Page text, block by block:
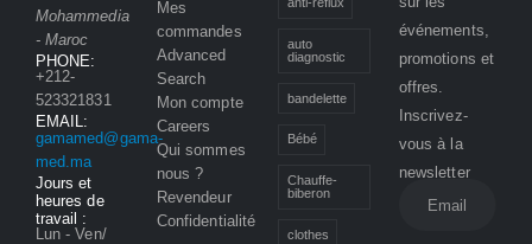
Mohammedia
- Maroc
PHONE:
+212-
523321831
EMAIL:
gamamed@gama-
med.ma
Jours et
heures de
travail :
Lun - Ven/
Mes
commandes
Advanced
Search
Mon compte
Careers
Qui sommes
nous ?
Revendeur
Confidentialité
anti-reflux
auto
diagnostic
bandelette
Bébé
Chauffe-
biberon
clothes
événements,
promotions et
offres.
Inscrivez-
vous à la
newsletter